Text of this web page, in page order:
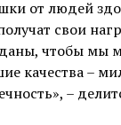
от людей
свои
чтобы мы
качества –
–